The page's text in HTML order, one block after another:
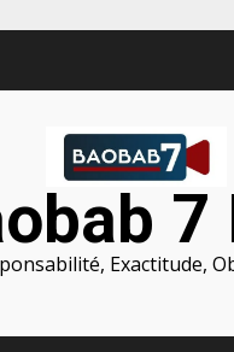
7
Exactitude,